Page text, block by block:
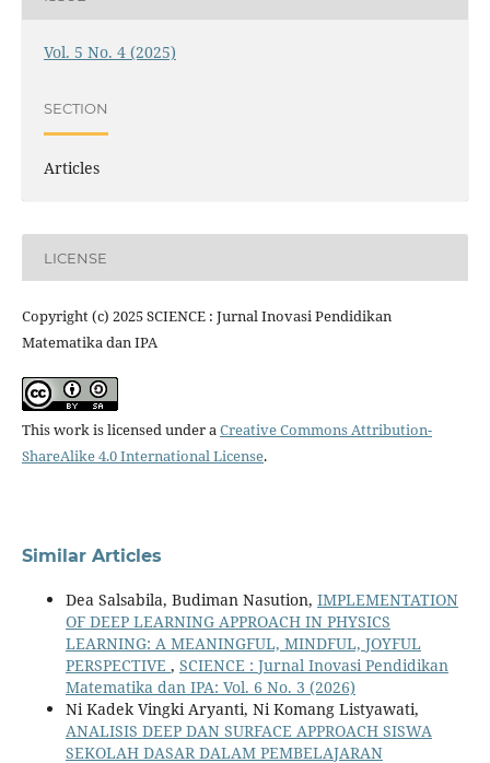
Vol. 5 No. 4 (2025)
SECTION
Articles
LICENSE
Copyright (c) 2025 SCIENCE : Jurnal Inovasi Pendidikan
Matematika dan IPA
This work is licensed under aCreative Commons Attribution-
ShareAlike 4.0 International License.
Similar Articles
Dea Salsabila, Budiman Nasution, IMPLEMENTATION
OF DEEP LEARNING APPROACH IN PHYSICS
LEARNING: A MEANINGFUL, MINDFUL, JOYFUL
PERSPECTIVE , SCIENCE : Jurnal Inovasi Pendidikan
Matematika dan IPA: Vol. 6 No. 3 (2026)
Ni Kadek Vingki Aryanti, Ni Komang Listyawati,
ANALISIS DEEP DAN SURFACE APPROACH SISWA
SEKOLAH DASAR DALAM PEMBELAJARAN